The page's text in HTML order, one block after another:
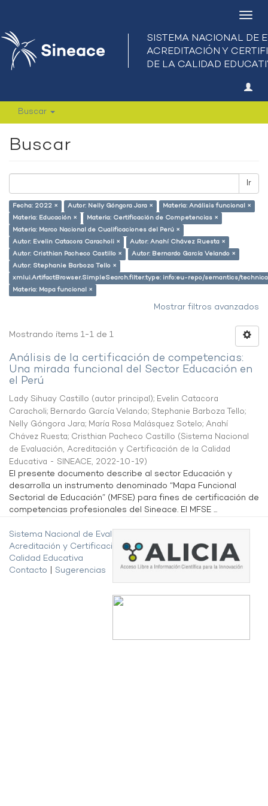
Buscar
Buscar
Ir
Fecha: 2022 × Autor: Nelly Góngora Jara ×
Materia: Análisis funcional ×
Materia: Educación ×
Materia: Certificación de Competencias ×
Materia: Marco Nacional de Cualificaciones del Perú ×
Autor: Evelin Catacora Caracholi ×
Autor: Anahí Chávez Ruesta ×
Autor: Cristhian Pacheco Castillo ×
Autor: Bernardo García Velando ×
Autor: Stephanie Barboza Tello ×
xmlui.ArtifactBrowser.SimpleSearch.filter.type: info:eu-repo/semantics/
Materia: Mapa funcional ×
Mostrar filtros avanzados
Mostrando ítems 1-1 de 1
Análisis de la certificación de competencias:
Una mirada funcional del Sector Educación en
el Perú
Lady Sihuay Castillo (autor principal); Evelin Catacora
Caracholi; Bernardo García Velando; Stephanie Barboza Tello;
Nelly Góngora Jara; María Rosa Malásquez Sotelo; Anahí
Chávez Ruesta; Cristhian Pacheco Castillo (Sistema Nacional
de Evaluación, Acreditación y Certificación de la Calidad
Educativa - SINEACE, 2022-10-19)
El presente documento describe al sector Educación y
desarrolla un instrumento denominado “Mapa Funcional
Sectorial de Educación” (MFSE) para fines de certificación de
competencias profesionales del Sineace. El MFSE ...
Sistema Nacional de Evaluación,
Acreditación y Certificación de la
Calidad Educativa
Contacto
Sugerencias